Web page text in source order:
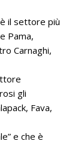
il settore più
Pama,
Carnaghi,
gli
Fava,
e che è